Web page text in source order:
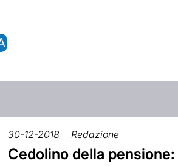
30-12-2018 Redazione
Cedolino della